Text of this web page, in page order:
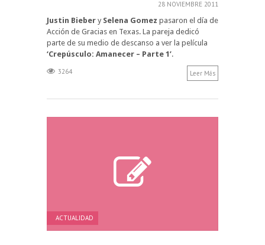
28 NOVIEMBRE 2011
Justin Bieber y Selena Gomez pasaron el día de
Acción de Gracias en Texas. La pareja dedicó
parte de su medio de descanso a ver la película
‘Crepúsculo: Amanecer – Parte 1’.
3264 Leer Más
ACTUALIDAD